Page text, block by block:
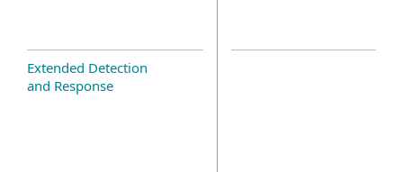
Extended Detection
and Response